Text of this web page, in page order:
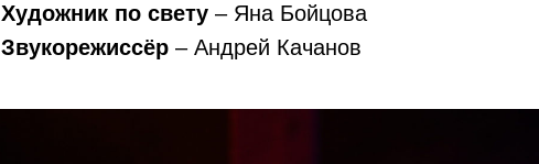
Художник по свету – Яна Бойцова
Звукорежиссёр – Андрей Качанов